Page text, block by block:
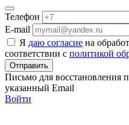
Телефон
E-mail
Я даю согласие на
соответствии с политикой
Отправить
Письмо для восстановления
указанный Email
Войти